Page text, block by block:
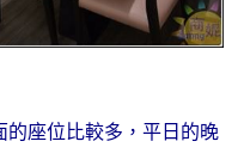
的座位比較多，平日的晚